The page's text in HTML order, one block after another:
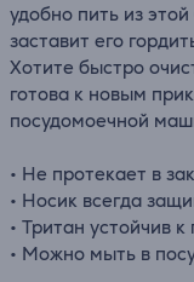
удобно пить из
заставит его
Хотите быстро
готова к новым
посудомоечной
• Не протекает в
• Носик всегда
• Тритан устойчив
• Можно мыть в